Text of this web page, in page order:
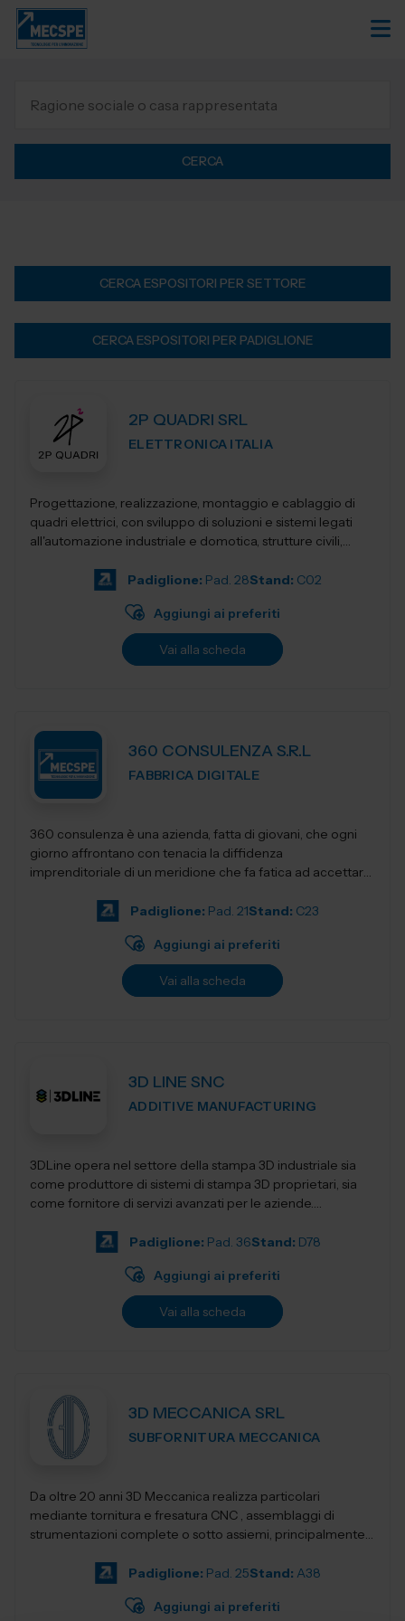
CERCA
CERCA ESPOSITORI PER SETTORE
CERCA ESPOSITORI PER PADIGLIONE
2P QUADRI SRL
ELETTRONICA ITALIA
Progettazione, realizzazione, montaggio e cablaggio di
quadri elettrici, con sviluppo di soluzioni e sistemi legati
all'automazione industriale e domotica, strutture civili,
Padiglione: Pad. 28Stand: C02
Aggiungi ai preferiti
Vai alla scheda
360 CONSULENZA S.R.L
FABBRICA DIGITALE
360 consulenza è una azienda, fatta di giovani, che ogni
giorno affrontano con tenacia la diffidenza
imprenditoriale di un meridione che fa fatica ad accettare
Padiglione: Pad. 21Stand: C23
Aggiungi ai preferiti
Vai alla scheda
3D LINE SNC
ADDITIVE MANUFACTURING
3DLine opera nel settore della stampa 3D industriale sia
come produttore di sistemi di stampa 3D proprietari, sia
come fornitore di servizi avanzati per le aziende.
Padiglione: Pad. 36Stand: D78
Aggiungi ai preferiti
Vai alla scheda
3D MECCANICA SRL
SUBFORNITURA MECCANICA
Da oltre 20 anni 3D Meccanica realizza particolari
mediante tornitura e fresatura CNC , assemblaggi di
strumentazioni complete o sotto assiemi, principalmente
Padiglione: Pad. 25Stand: A38
Aggiungi ai preferiti